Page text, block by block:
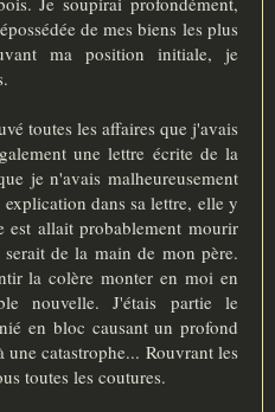
de mes biens les plus
ma position initiale, je
toutes les affaires que j'avais
une lettre écrite de la
je n'avais malheureusement
dans sa lettre, elle y
est allait probablement mourir
de la main de mon père.
la colère monter en moi en
nouvelle. J'étais partie le
en bloc causant un profond
catastrophe... Rouvrant les
toutes les coutures.